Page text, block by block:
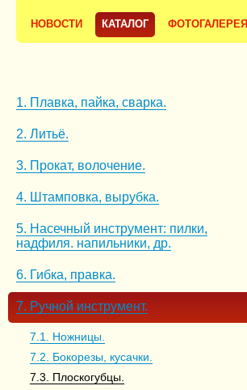
НОВОСТИ КАТАЛОГ ФОТОГАЛЕРЕЯ
1. Плавка, пайка, сварка.
2. Литьё.
3. Прокат, волочение.
4. Штамповка, вырубка.
5. Насечный инструмент: пилки,
надфиля. напильники, др.
6. Гибка, правка.
7. Ручной инструмент.
7.1. Ножницы.
7.2. Бокорезы, кусачки.
7.3. Плоскогубцы.